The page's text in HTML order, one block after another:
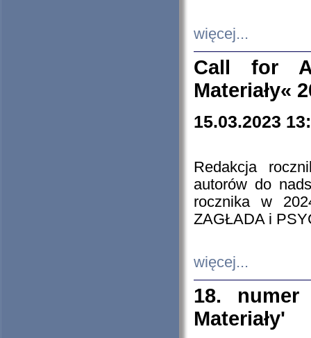
więcej...
Call for
Materiały«
15.03.2023
Redakcja
autorów do
rocznika w
ZAGŁADA i
więcej...
18. numer
Materiały'